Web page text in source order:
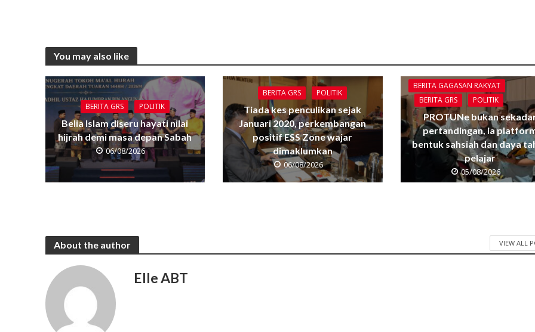
You may also like
BERITA GRS POLITIK
Belia Islam diseru hayati nilai
hijrah demi masa depan Sabah
06/08/2026
BERITA GRS POLITIK
Tiada kes penculikan sejak
Januari 2020, perkembangan
positif ESS Zone wajar
dimaklumkan
06/08/2026
BERITA GAGASAN RAKYAT
BERITA GRS
POLITIK
PROTUNe bukan
pertandingan, ia
bentuk sahsiah dan daya
pelajar
05/08/2026
About the author VIEW ALL
Elle ABT